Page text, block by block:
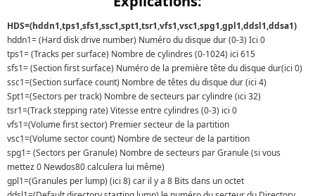
HDS=(hddn1,tps1,sfs1,ssc1,spt1,tsr1,vfs1,vsc1,spg1,gpl1,ddsl1,ddsa1)
hddn1= (Hard disk drive number) Numéro du disque dur (0-3) Ici 0
tps1= (Tracks per surface) Nombre de cylindres (0-1024) ici 615
sfs1= (Section first surface) Numéro de la première tête du disque dur(ici 0)
ssc1=(Section surface count) Nombre de têtes du disque dur (ici 4)
Spt1=(Sectors per track) Nombre de secteurs par cylindre (ici 32)
tsr1=(Track stepping rate) Vitesse entre cylindres (0-3) ici 0
vfs1=(Volume first sector) Premier secteur de la partition
vsc1=(Volume sector count) Nombre de secteur de la partition
spg1= (Sectors per Granule) Nombre de secteurs par Granule (si vous
mettez 0 Newdos80 calculera lui même)
gpl1=(Granules per lump) (ici 8) car il y a 8 Bits dans un octet